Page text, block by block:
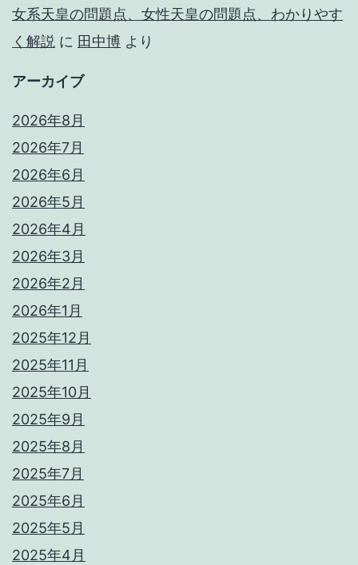
女系天皇の問題点、女性天皇の問題点、わかりやす
く解説 に 田中博 より
アーカイブ
2026年8月
2026年7月
2026年6月
2026年5月
2026年4月
2026年3月
2026年2月
2026年1月
2025年12月
2025年11月
2025年10月
2025年9月
2025年8月
2025年7月
2025年6月
2025年5月
2025年4月